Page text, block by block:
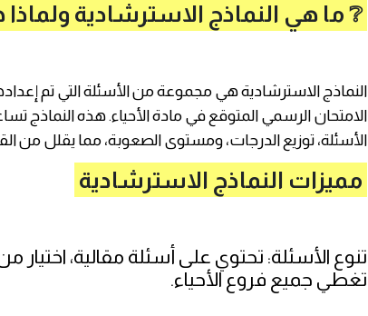
❔ ما هي النماذج الاسترشادية
النماذج الاسترشادية هي مجموعة من الأسئلة التي تم
الامتحان الرسمي المتوقع في مادة الأحياء. هذه النماذج
الأسئلة، توزيع الدرجات، ومستوى الصعوبة، مما يقلل من
مميزات النماذج الاسترشادية
تنوع الأسئلة: تحتوي على أسئلة مقالية، اختيار
تغطي جميع فروع الأحياء.